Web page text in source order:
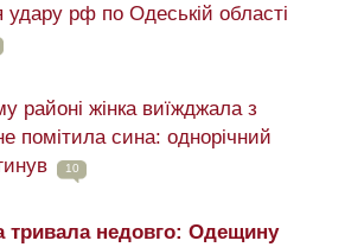
удару рф по Одеській області
районі жінка виїжджала з
помітила сина: однорічний
10
тривала недовго: Одещину